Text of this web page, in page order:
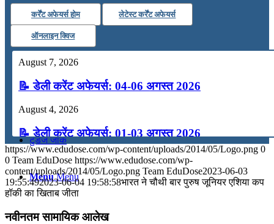
कंप्यूटर
अंग्रेजी
टुडेज जीके
Menu Menu
कर्रेंट अफेयर्स होम लेटेस्ट कर्रेंट अफेयर्स
ऑनलाइन क्विज
August 7, 2026
📝 डेली करेंट अफेयर्स: 04-06 अगस्त 2026
August 4, 2026
📝 डेली करेंट अफेयर्स: 01-03 अगस्त 2026
July 31, 2026
📝 डेली करेंट अफेयर्स: 28-31 जुलाई 2026
https://www.edudose.com/wp-content/uploads/2014/05/Logo.png 0
0 Team EduDose https://www.edudose.com/wp-
content/uploads/2014/05/Logo.png Team EduDose2023-06-03
19:55:492023-06-04 19:58:58भारत ने चौथी बार पुरुष जूनियर एशिया कप
हॉकी का खिताब जीता
नवीनतम सामायिक आलेख